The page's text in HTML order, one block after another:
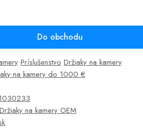
Do obchodu
Príslušenstvo Držiaky na kamery
na kamery do 1000 €
Držiaky na kamery OEM